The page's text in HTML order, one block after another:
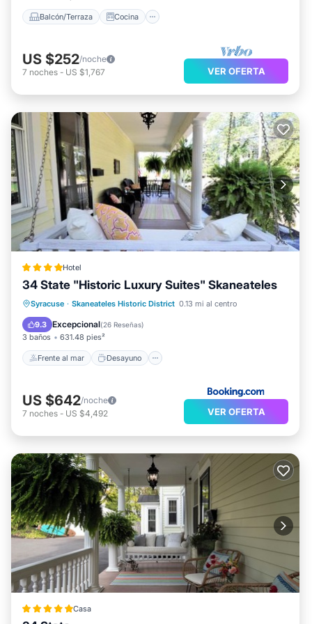
Balcón/Terraza Cocina
US $252/noche
7 noches - US $1,767 VER OFERTA
Hotel
34 State "Historic Luxury Suites" Skaneateles
Syracuse · Skaneateles Historic District 0.13 mi al centro
9.3 Excepcional(26 Reseñas)
3 baños 631.48 pies²
Frente al mar Desayuno
Frente al mar
Desayuno
Aparcamiento
US $642/noche
7 noches - US $4,492 VER OFERTA
Casa